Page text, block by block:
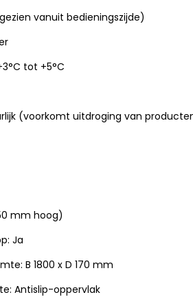
vanuit bedieningszijde)
tot +5°C
(voorkomt uitdroging van
mm hoog)
Ja
B 1800 x D 170 mm
Antislip-oppervlak